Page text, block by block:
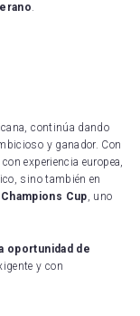
.
continúa dando
y ganador. Con
experiencia europea,
sino también en
Cup, uno
oportunidad de
y con